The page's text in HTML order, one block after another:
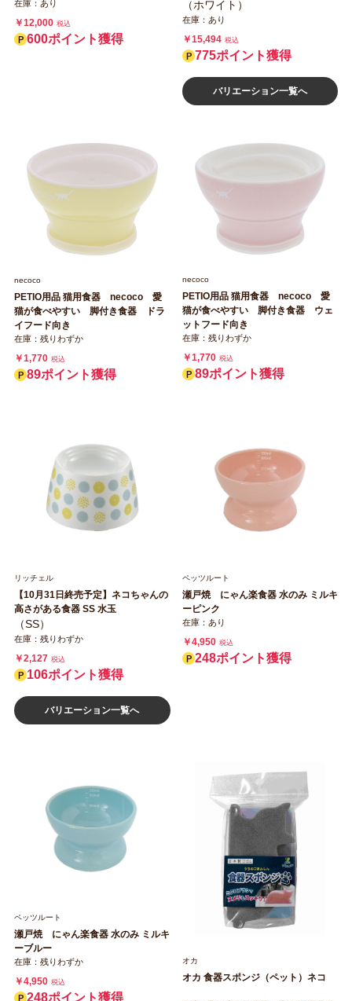
在庫：あり
￥12,000 税込
600ポイント獲得
（ホワイト）
在庫：あり
￥15,494 税込
775ポイント獲得
バリエーション一覧へ
necoco
PETIO用品 猫用食器 necoco 愛
猫が食べやすい 脚付き食器 ドラ
イフード向き
在庫：残りわずか
￥1,770 税込
89ポイント獲得
necoco
PETIO用品 猫用食器 necoco 愛
猫が食べやすい 脚付き食器 ウェ
ットフード向き
在庫：残りわずか
￥1,770 税込
89ポイント獲得
リッチェル
【10月31日終売予定】ネコちゃんの
高さがある食器 SS 水玉
（SS）
在庫：残りわずか
￥2,127 税込
106ポイント獲得
バリエーション一覧へ
ペッツルート
瀬戸焼 にゃん楽食器 水のみ ミルキ
ーピンク
在庫：あり
￥4,950 税込
248ポイント獲得
ペッツルート
瀬戸焼 にゃん楽食器 水のみ ミルキ
ーブルー
在庫：残りわずか
￥4,950 税込
248ポイント獲得
オカ
オカ 食器スポンジ（ペット）ネコ